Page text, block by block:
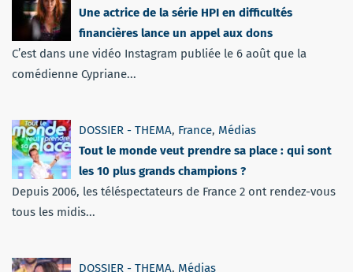
Une actrice de la série HPI en difficultés
financières lance un appel aux dons
C’est dans une vidéo Instagram publiée le 6 août que la
comédienne Cypriane...
DOSSIER - THEMA, France, Médias
Tout le monde veut prendre sa place : qui sont
les 10 plus grands champions ?
Depuis 2006, les téléspectateurs de France 2 ont rendez-vous
tous les midis...
DOSSIER - THEMA, Médias